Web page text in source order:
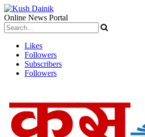
Online News Portal
Likes
Followers
Subscribers
Followers